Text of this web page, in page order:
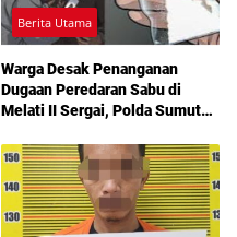
Berita Utama
Warga Desak Penanganan
Dugaan Peredaran Sabu di
Melati II Sergai, Polda Sumut